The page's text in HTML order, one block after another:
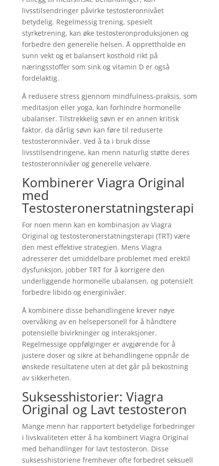
livsstilsendringer påvirke testosteronnivået
betydelig. Regelmessig trening, spesielt
styrketrening, kan øke testosteronproduksjonen og
forbedre den generelle helsen. Å opprettholde en
sunn vekt og et balansert kosthold rikt på
næringsstoffer som sink og vitamin D er også
fordelaktig.
Å redusere stress gjennom mindfulness-praksis, som
meditasjon eller yoga, kan forhindre hormonelle
ubalanser. Tilstrekkelig søvn er en annen kritisk
faktor, da dårlig søvn kan føre til reduserte
testosteronnivåer. Ved å ta i bruk disse
livsstilsendringene, kan menn naturlig støtte deres
testosteronnivåer og generelle velvære.
Kombinerer Viagra Original
med
Testosteronerstatningsterapi
For noen menn kan en kombinasjon av Viagra
Original og testosteronerstatningsterapi (TRT) være
den mest effektive strategien. Mens Viagra
adresserer det umiddelbare problemet med erektil
dysfunksjon, jobber TRT for å korrigere den
underliggende hormonelle ubalansen, og potensielt
forbedre libido og energinivåer.
Å kombinere disse behandlingene krever nøye
overvåking av en helsepersonell for å håndtere
potensielle bivirkninger og interaksjoner.
Regelmessige oppfølginger er avgjørende for å
justere doser og sikre at behandlingene oppnår de
ønskede resultatene uten at det går på bekostning
av sikkerheten.
Suksesshistorier: Viagra
Original og Lavt testosteron
Mange menn har rapportert betydelige forbedringer
i livskvaliteten etter å ha kombinert Viagra Original
med behandlinger for lavt testosteron. Disse
suksesshistoriene fremhever ofte forbedret seksuell